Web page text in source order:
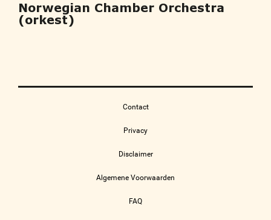
Norwegian Chamber Orchestra
(orkest)
Contact
Privacy
Disclaimer
Algemene Voorwaarden
FAQ